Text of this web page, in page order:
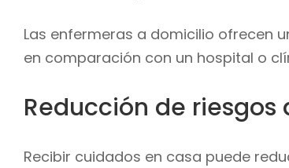
Las enfermeras a domicilio ofrecen
en comparación con un hospital o
Reducción de riesgos
Recibir cuidados en casa puede